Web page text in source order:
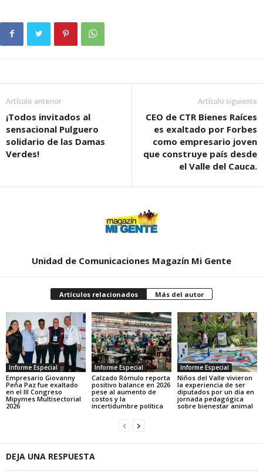
Artículo anterior
¡Todos invitados al
sensacional Pulguero
solidario de las Damas
Verdes!
Artículo siguiente
CEO de CTR Bienes Raíces
es exaltado por Forbes
como empresario joven
que construye país desde
el Valle del Cauca.
Unidad de Comunicaciones Magazín Mi Gente
Artículos relacionados Más del autor
Informe Especial
Empresario Giovanny
Peña Paz fue exaltado
en el III Congreso
Mipymes Multisectorial
2026
Informe Especial
Calzado Rómulo reporta
positivo balance en 2026
pese al aumento de
costos y la
incertidumbre política
Informe Especial
Niños del Valle vivieron
la experiencia de ser
diputados por un día en
jornada pedagógica
sobre bienestar animal
DEJA UNA RESPUESTA